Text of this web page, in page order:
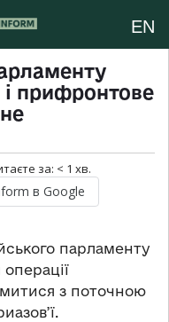
EN
і прифронтове
за: < 1 хв.
в Google
парламенту
з поточною